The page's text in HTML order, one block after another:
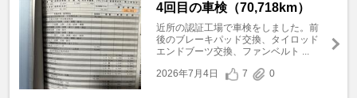
4回目の車検（70,718km）
近所の認証工場で車検をしました。前
後のブレーキパッド交換、タイロッド
エンドブーツ交換、ファンベルト ...
2026年7月4日
7 0